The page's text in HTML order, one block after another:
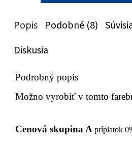
Popis Podobné (8)
Diskusia
Podrobný popis
Možno vyrobiť v tomto
Cenová skupina A príplatok